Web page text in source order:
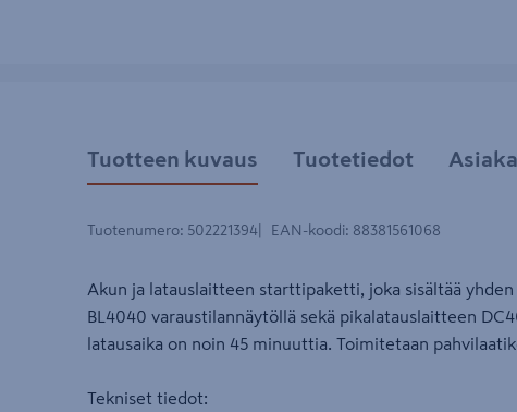
Tuotteen kuvaus Tuotetiedot
Tuotenumero: 502221394 EAN-koodi: 88381561068
Akun ja latauslaitteen starttipaketti, joka sisältää
BL4040 varaustilannäytöllä sekä pikalatauslaitteen
latausaika on noin 45 minuuttia. Toimitetaan
Tekniset tiedot: